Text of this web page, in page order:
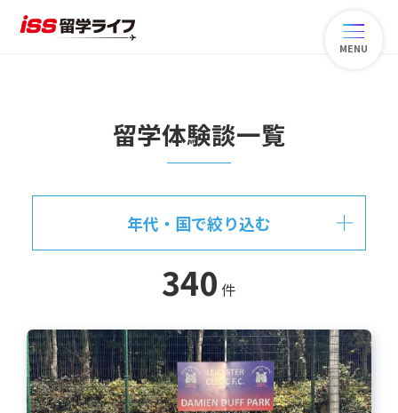
MENU
留学体験談一覧
年代・国で絞り込む
340 件